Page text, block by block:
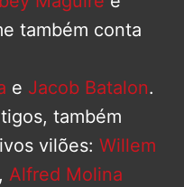
também conta
e Jacob Batalon.
também
vilões: Willem
Alfred Molina